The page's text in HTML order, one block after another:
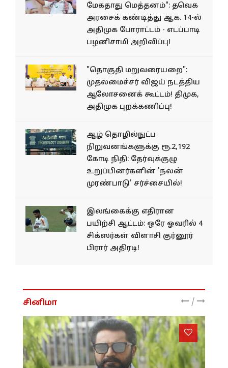
மேகதாது மெத்தனம்": தவெக
அரசைக் கண்டித்து ஆக. 14-ல்
அதிமுக போராட்டம் - எடப்பாடி
பழனிசாமி அறிவிப்பு!
"தொகுதி மறுவரையறை":
முதலமைச்சர் விஜய் நடத்திய
ஆலோசனைக் கூட்டம்! திமுக,
அதிமுக புறக்கணிப்பு!
ஆழ் தொழில்நுட்ப
நிறுவனங்களுக்கு ரூ.2,192
கோடி நிதி: தேர்வுக்குழு
உறுப்பினர்களின் 'நலன்
முரண்பாடு' சர்ச்சையில்!
இலங்கைக்கு எதிரான
பயிற்சி ஆட்டம்: ஒரே ஓவரில் 4
சிக்ஸர்கள் விளாசி குர்னூர்
பிரார் அதிரடி!
சினிமா /